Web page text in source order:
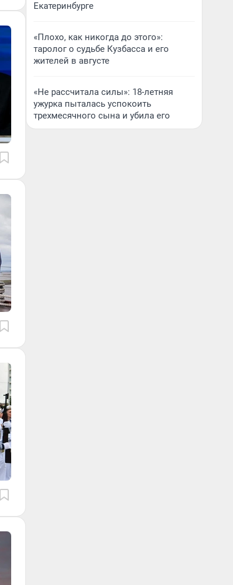
Екатеринбурге
«Плохо, как никогда до этого»:
таролог о судьбе Кузбасса и его
жителей в августе
«Не рассчитала силы»: 18-летняя
ужурка пыталась успокоить
трехмесячного сына и убила его